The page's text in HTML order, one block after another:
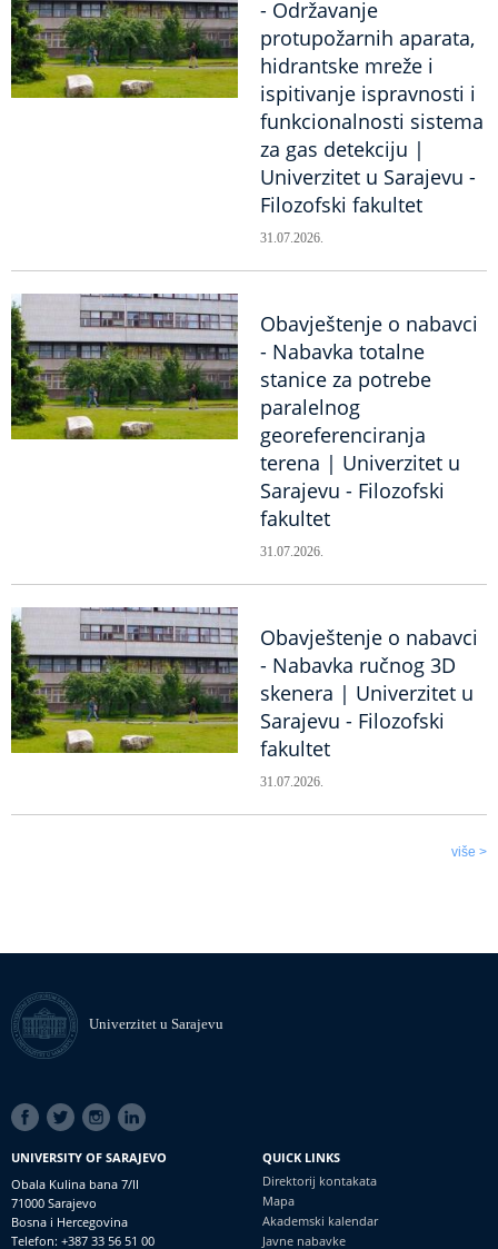
- Održavanje
protupožarnih aparata,
hidrantske mreže i
ispitivanje ispravnosti i
funkcionalnosti sistema
za gas detekciju |
Univerzitet u Sarajevu -
Filozofski fakultet
31.07.2026.
Obavještenje o nabavci
- Nabavka totalne
stanice za potrebe
paralelnog
georeferenciranja
terena | Univerzitet u
Sarajevu - Filozofski
fakultet
31.07.2026.
Obavještenje o nabavci
- Nabavka ručnog 3D
skenera | Univerzitet u
Sarajevu - Filozofski
fakultet
31.07.2026.
više >
Univerzitet u Sarajevu
SOCIAL
LINKS
UNIVERSITY OF SARAJEVO
Obala Kulina bana 7/II
71000 Sarajevo
Bosna i Hercegovina
Telefon: +387 33 56 51 00
QUICK LINKS
Direktorij kontakata
Mapa
Akademski kalendar
Javne nabavke